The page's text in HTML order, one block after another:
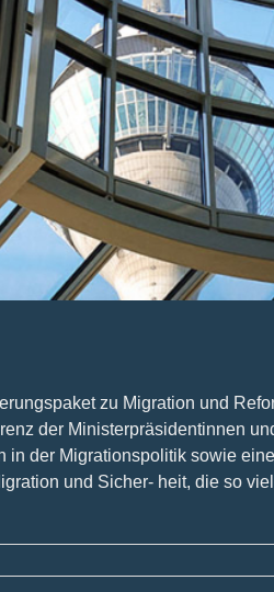
zu Migration und
der Ministerpräsidentinnen
der Migrationspolitik sowie
und Sicher- heit, die so